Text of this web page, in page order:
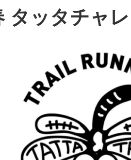
タッタチャ